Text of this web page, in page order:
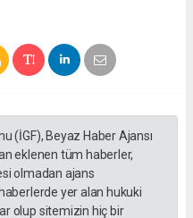
(İGF), Beyaz Haber Ajansı
eklenen tüm haberler,
olmadan ajans
yer alan hukuki
olup sitemizin hiç bir